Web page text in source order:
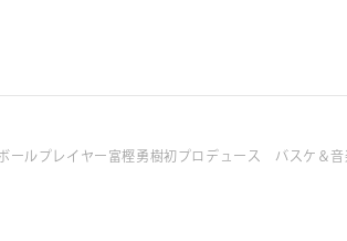
ールプレイヤー富樫勇樹初プロデュース バスケ＆音